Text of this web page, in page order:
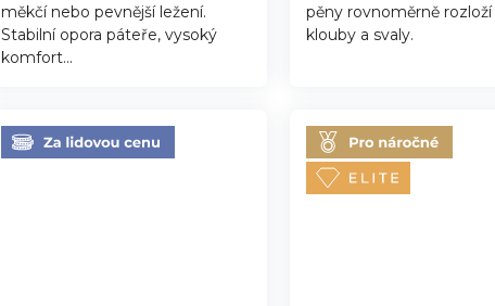
měkčí nebo pevnější ležení.
Stabilní opora páteře, vysoký
komfort...
pěny rovnoměrně rozloží
klouby a svaly.